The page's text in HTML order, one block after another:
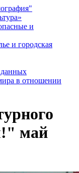
и
и городская
данных
в отношении
май